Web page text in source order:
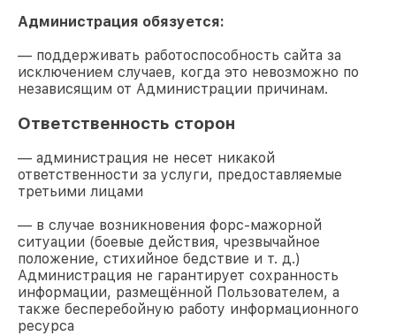
Администрация обязуется:
— поддерживать работоспособность сайта за
исключением случаев, когда это невозможно по
независящим от Администрации причинам.
Ответственность сторон
— администрация не несет никакой
ответственности за услуги, предоставляемые
третьими лицами
— в случае возникновения форс-мажорной
ситуации (боевые действия, чрезвычайное
положение, стихийное бедствие и т. д.)
Администрация не гарантирует сохранность
информации, размещённой Пользователем, а
также бесперебойную работу информационного
ресурса